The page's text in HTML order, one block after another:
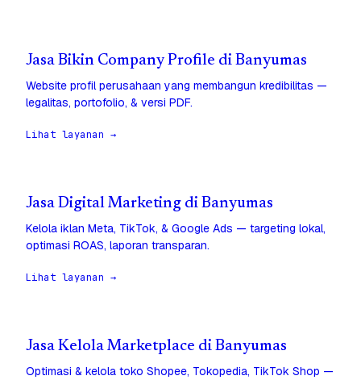
Jasa Bikin Company Profile di Banyumas
Website profil perusahaan yang membangun kredibilitas —
legalitas, portofolio, & versi PDF.
Lihat layanan →
Jasa Digital Marketing di Banyumas
Kelola iklan Meta, TikTok, & Google Ads — targeting lokal,
optimasi ROAS, laporan transparan.
Lihat layanan →
Jasa Kelola Marketplace di Banyumas
Optimasi & kelola toko Shopee, Tokopedia, TikTok Shop —